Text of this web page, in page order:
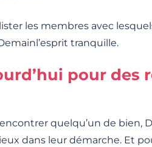
les membres avec
tranquille.
pour des
quelqu’un de bien,
dans leur démarche. Et